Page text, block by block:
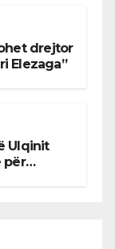
drejtor
Elezaga”
Ulqinit
për